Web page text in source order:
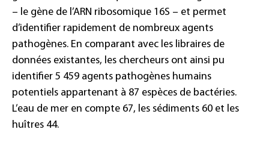
– le gène de l’ARN ribosomique 16S – et permet
d’identifier rapidement de nombreux agents
pathogènes. En comparant avec les libraires de
données existantes, les chercheurs ont ainsi pu
identifier 5 459 agents pathogènes humains
potentiels appartenant à 87 espèces de bactéries.
L’eau de mer en compte 67, les sédiments 60 et les
huîtres 44.